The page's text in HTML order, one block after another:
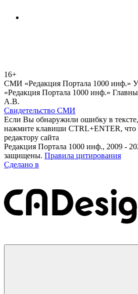
16+
СМИ «Редакция Портала 1000 инф.»
«Редакция Портала 1000 инф.»
А.В.
Свидетельство СМИ
Если Вы обнаружили ошибку в
нажмите клавиши CTRL+ENTER, что
редактору сайта
Редакция Портала 1000 инф., 2009 -
защищены. Правила цитирования
Сделано в